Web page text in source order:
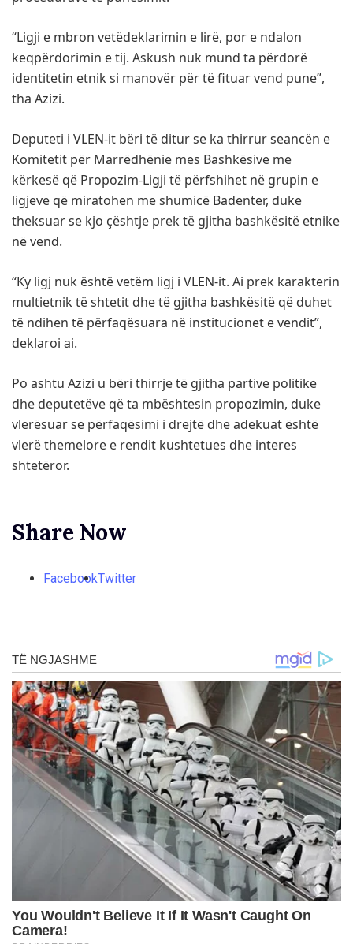
“Ligji e mbron vetëdeklarimin e lirë, por e ndalon
keqpërdorimin e tij. Askush nuk mund ta përdorë
identitetin etnik si manovër për të fituar vend pune”,
tha Azizi.
Deputeti i VLEN-it bëri të ditur se ka thirrur seancën e
Komitetit për Marrëdhënie mes Bashkësive me
kërkesë që Propozim-Ligji të përfshihet në grupin e
ligjeve që miratohen me shumicë Badenter, duke
theksuar se kjo çështje prek të gjitha bashkësitë etnike
në vend.
“Ky ligj nuk është vetëm ligj i VLEN-it. Ai prek karakterin
multietnik të shtetit dhe të gjitha bashkësitë që duhet
të ndihen të përfaqësuara në institucionet e vendit”,
deklaroi ai.
Po ashtu Azizi u bëri thirrje të gjitha partive politike
dhe deputetëve që ta mbështesin propozimin, duke
vlerësuar se përfaqësimi i drejtë dhe adekuat është
vlerë themelore e rendit kushtetues dhe interes
shtetëror.
Share Now
FacebookTwitter